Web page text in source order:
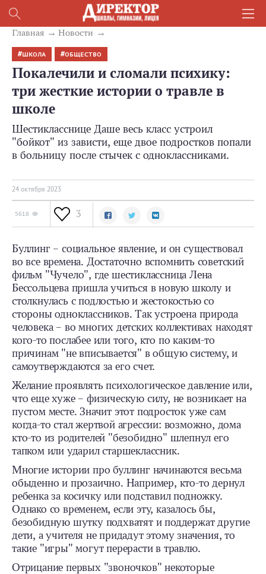
Главная Новости
ШКОЛА ОБЩЕСТВО
Покалечили и сломали психику:
три жесткие истории о травле в
школе
Шестикласснице Даше весь класс устроил
"бойкот" из зависти, еще двое подростков попали
в больницу после стычек с одноклассниками.
24 октября 2023
5618 3
Буллинг – социальное явление, и он существовал
во все времена. Достаточно вспомнить советский
фильм "Чучело", где шестиклассница Лена
Бессольцева пришла учиться в новую школу и
столкнулась с подлостью и жестокостью со
стороны одноклассников. Так устроена природа
человека – во многих детских коллективах находят
кого-то послабее или того, кто по каким-то
причинам "не вписывается" в общую систему, и
самоутверждаются за его счет.
Желание проявлять психологическое давление или,
что еще хуже – физическую силу, не возникает на
пустом месте. Значит этот подросток уже сам
когда-то стал жертвой агрессии: возможно, дома
кто-то из родителей "безобидно" шлепнул его
тапком или ударил старшеклассник.
Многие истории про буллинг начинаются весьма
обыденно и прозаично. Например, кто-то дернул
ребенка за косичку или подставил подножку.
Однако со временем, если эту, казалось бы,
безобидную шутку подхватят и поддержат другие
дети, а учителя не придадут этому значения, то
такие "игры" могут перерасти в травлю.
Отрицание первых "звоночков" некоторые